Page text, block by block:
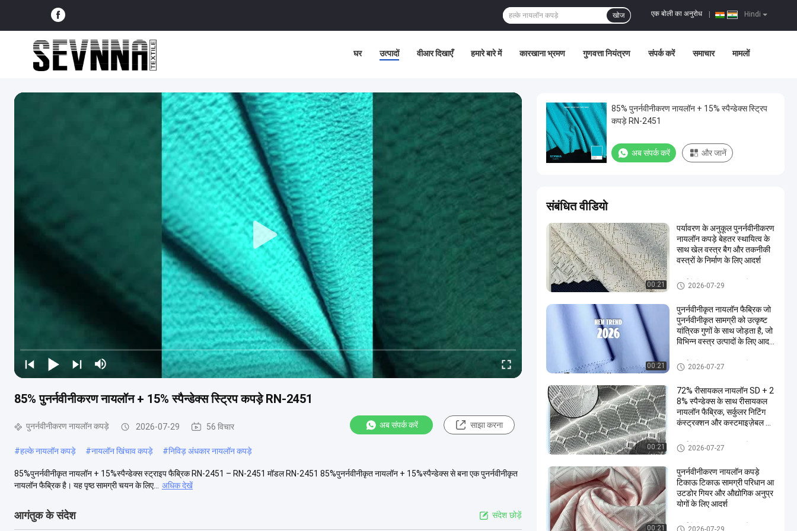
Hindi
एक बोली का अनुरोध
खोज
घर उत्पादों वीआर दिखाएँ हमारे बारे में कारखाना भ्रमण गुणवत्ता नियंत्रण संपर्क करें समाचार मामलों
85% पुनर्नवीनीकरण नायलॉन + 15% स्पैन्डेक्स स्ट्रिप कपड़े RN-2451
पुनर्नवीनीकरण नायलॉन कपड़े 2026-07-29 56 विचार अब संपर्क करें साझा करना
#हल्के नायलॉन कपड़े #नायलॉन खिंचाव कपड़े #निविड़ अंधकार नायलॉन कपड़े
85%पुनर्नवीनीकृत नायलॉन + 15%स्पैन्डेक्स स्ट्राइप फैब्रिक RN-2451 – RN-2451 मॉडल RN-2451 85%पुनर्नवीनीकृत नायलॉन + 15%स्पैन्डेक्स से बना एक पुनर्नवीनीकृत
नायलॉन फैब्रिक है। यह पृष्ठ सामग्री चयन के लिए...
अधिक देखें
आगंतुक के संदेश संदेश छोड़ें
85% पुनर्नवीनीकरण नायलॉन + 15% स्पैन्डेक्स स्ट्रिप
कपड़े RN-2451
अब संपर्क करें और जानें
संबंधित वीडियो
00:21
पर्यावरण के अनुकूल पुनर्नवीनीकरण
नायलॉन कपड़े बेहतर स्थायित्व के
साथ खेल वस्त्र बैग और तकनीकी
वस्त्रों के निर्माण के लिए आदर्श
पुनर्नवीनीकरण नायलॉन कपड़े
2026-07-29
00:21
पुनर्नवीनीकृत नायलॉन फैब्रिक जो
पुनर्नवीनीकृत सामग्री को उत्कृष्ट
यांत्रिक गुणों के साथ जोड़ता है, जो
विभिन्न वस्त्र उत्पादों के लिए आदर्श
पुनर्नवीनीकरण नायलॉन कपड़े
2026-07-27
00:21
72% रीसायकल नायलॉन SD + 2
8% स्पैन्डेक्स के साथ रीसायकल
नायलॉन फैब्रिक, सर्कुलर निटिंग
कंस्ट्रक्शन और कस्टमाइज़ेबल क
पुनर्नवीनीकरण नायलॉन कपड़े
2026-07-27
00:21
पुनर्नवीनीकरण नायलॉन कपड़े
टिकाऊ टिकाऊ सामग्री परिधान आ
उटडोर गियर और औद्योगिक अनुप्र
योगों के लिए आदर्श
पुनर्नवीनीकरण नायलॉन कपड़े
2026-07-29